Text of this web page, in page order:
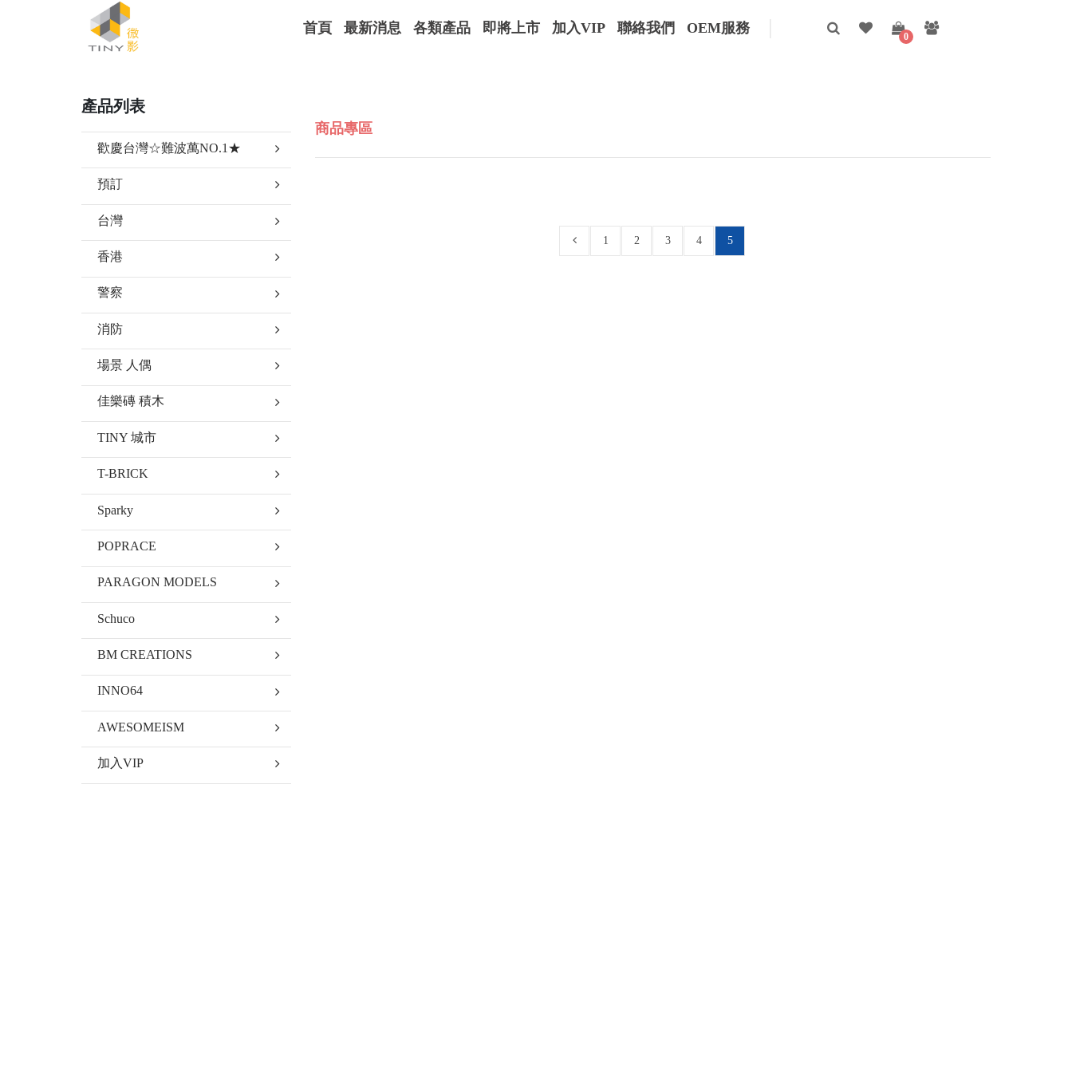
首頁 最新消息 各類產品 即將上市 加入VIP 聯絡我們 OEM服務
0
產品列表
歡慶台灣☆難波萬NO.1★
預訂
台灣
香港
警察
消防
場景 人偶
佳樂磚 積木
TINY 城市
T-BRICK
Sparky
POPRACE
PARAGON MODELS
Schuco
BM CREATIONS
INNO64
AWESOMEISM
加入VIP
選擇商品分類
商品專區
1 2 3 4 5